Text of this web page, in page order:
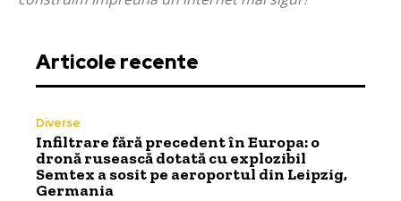
Articole recente
Diverse
Infiltrare fără precedent în Europa: o
dronă rusească dotată cu explozibil
Semtex a sosit pe aeroportul din Leipzig,
Germania